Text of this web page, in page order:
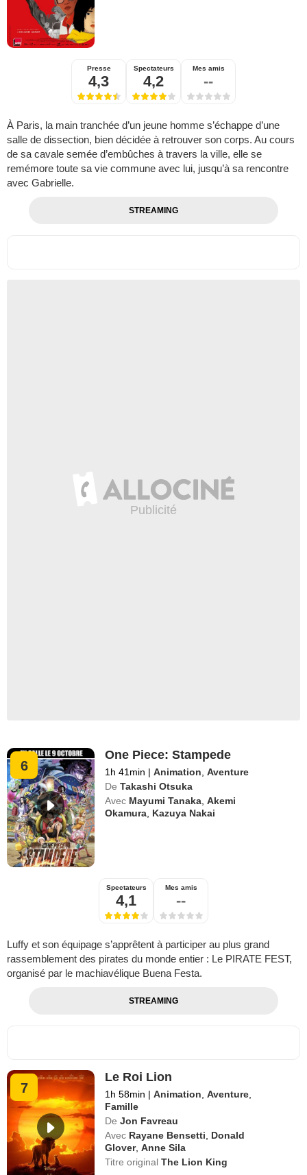
Presse
4,3
Spectateurs
4,2
Mes amis
--
À Paris, la main tranchée d’un jeune homme s’échappe d’une
salle de dissection, bien décidée à retrouver son corps. Au cours
de sa cavale semée d’embûches à travers la ville, elle se
remémore toute sa vie commune avec lui, jusqu’à sa rencontre
avec Gabrielle.
STREAMING
6
One Piece: Stampede
1h 41min | Animation ,Aventure
De Takashi Otsuka
Avec Mayumi Tanaka ,Akemi
Okamura Kazuya Nakai
Spectateurs
4,1
Mes amis
--
Luffy et son équipage s’apprêtent à participer au plus grand
rassemblement des pirates du monde entier : Le PIRATE FEST,
organisé par le machiavélique Buena Festa.
STREAMING
7
Le Roi Lion
1h 58min | Animation ,Aventure
Famille
De Jon Favreau
Avec Rayane Bensetti
Donald
Glover,Anne Sila
Titre originalThe Lion King